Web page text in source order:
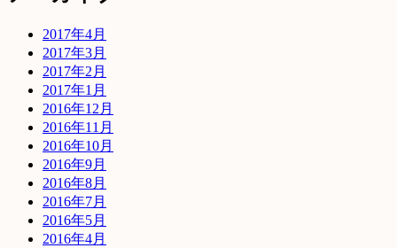
2017年4月
2017年3月
2017年2月
2017年1月
2016年12月
2016年11月
2016年10月
2016年9月
2016年8月
2016年7月
2016年5月
2016年4月